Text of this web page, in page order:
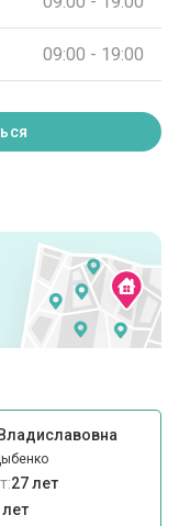
09:00 - 19:00
27 лет
лет